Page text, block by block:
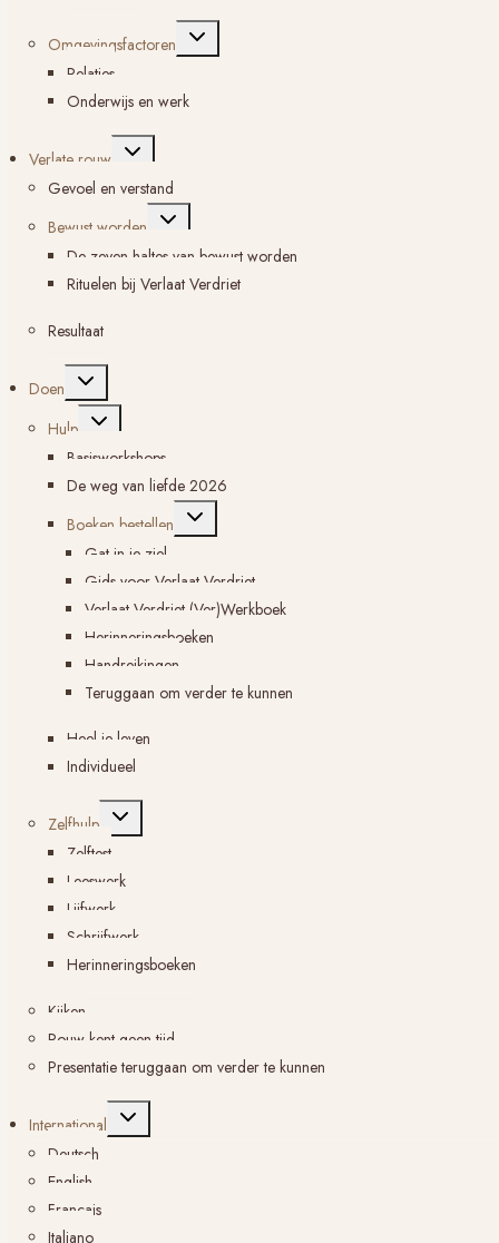
Omgevingsfactoren
Toggle
Relaties
Onderwijs en werk
Verlate rouw
Toggle
submenu
Gevoel en verstand
Bewust worden
Toggle
submenu
De zeven haltes van bewust worden
Rituelen bij Verlaat Verdriet
Resultaat
Doen
Toggle
Hulp
Toggle
submenu
Basisworkshops
De weg van liefde 2026
Boeken bestellen
Toggle
Gat in je ziel
Gids voor Verlaat Verdriet
Verlaat Verdriet (Ver)Werkboek
Herinneringsboeken
Handreikingen
Teruggaan om verder te kunnen
Heel je leven
Individueel
Zelfhulp
Toggle
Zelftest
Leeswerk
Lijfwerk
Schrijfwerk
Herinneringsboeken
Kijken
Rouw kent geen tijd
Presentatie teruggaan om verder te kunnen
International
Toggle
Deutsch
English
Français
Italiano